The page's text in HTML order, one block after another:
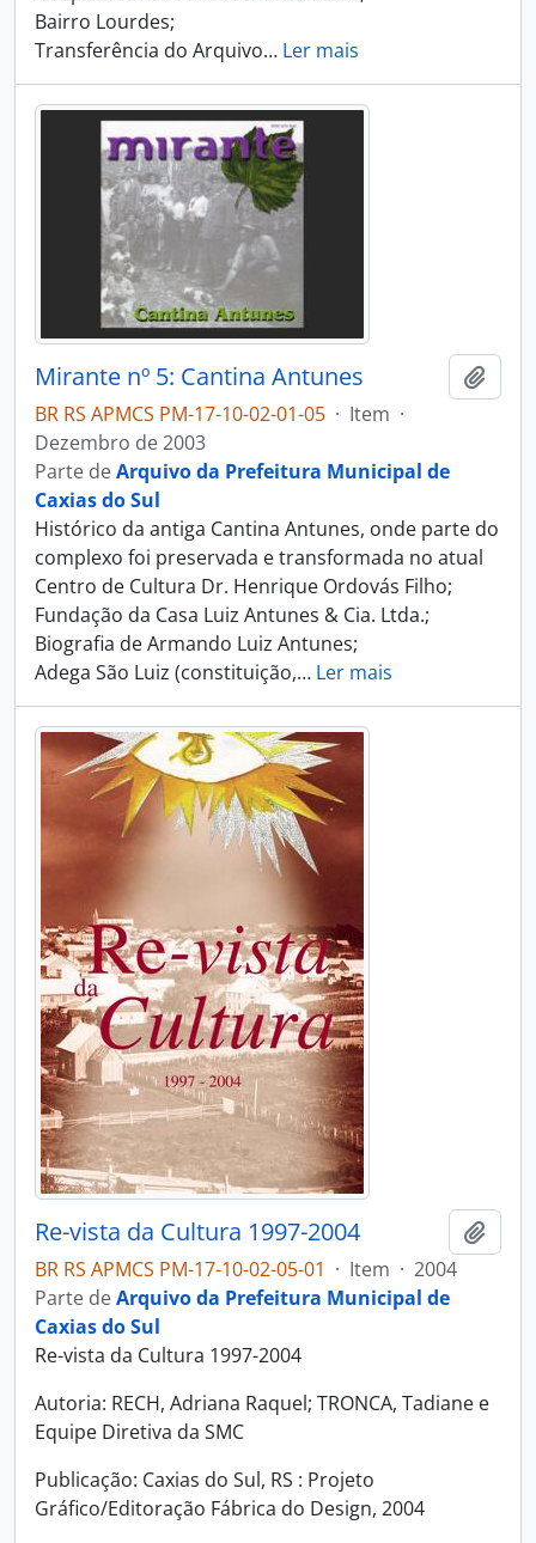
Bairro Lourdes;
Transferência do Arquivo… Ler mais
Mirante nº 5: Cantina Antunes
BR RS APMCS PM-17-10-02-01-05 · Item ·
Dezembro de 2003
Parte deArquivo da Prefeitura Municipal de
Caxias do Sul
Histórico da antiga Cantina Antunes, onde parte do
complexo foi preservada e transformada no atual
Centro de Cultura Dr. Henrique Ordovás Filho;
Fundação da Casa Luiz Antunes & Cia. Ltda.;
Biografia de Armando Luiz Antunes;
Adega São Luiz (constituição,… Ler mais
Re-vista da Cultura 1997-2004
BR RS APMCS PM-17-10-02-05-01 · Item · 2004
Parte deArquivo da Prefeitura Municipal de
Caxias do Sul
Re-vista da Cultura 1997-2004
Autoria: RECH, Adriana Raquel; TRONCA, Tadiane e
Equipe Diretiva da SMC
Publicação: Caxias do Sul, RS : Projeto
Gráfico/Editoração Fábrica do Design, 2004